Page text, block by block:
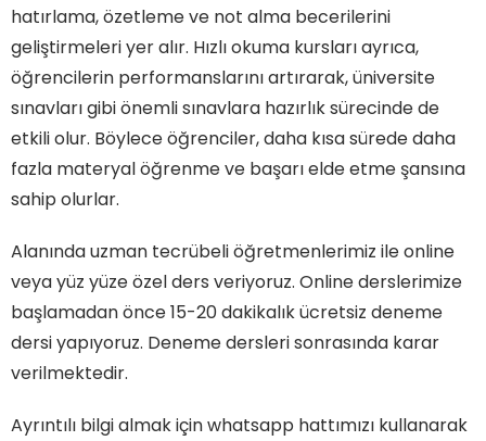
hatırlama, özetleme ve not alma becerilerini
geliştirmeleri yer alır. Hızlı okuma kursları ayrıca,
öğrencilerin performanslarını artırarak, üniversite
sınavları gibi önemli sınavlara hazırlık sürecinde de
etkili olur. Böylece öğrenciler, daha kısa sürede daha
fazla materyal öğrenme ve başarı elde etme şansına
sahip olurlar.
Alanında uzman tecrübeli öğretmenlerimiz ile online
veya yüz yüze özel ders veriyoruz. Online derslerimize
başlamadan önce 15-20 dakikalık ücretsiz deneme
dersi yapıyoruz. Deneme dersleri sonrasında karar
verilmektedir.
Ayrıntılı bilgi almak için whatsapp hattımızı kullanarak